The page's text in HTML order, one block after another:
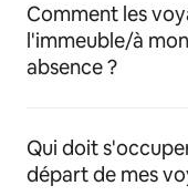
Comment les
l'immeuble/à
absence ?
Qui doit
départ de mes